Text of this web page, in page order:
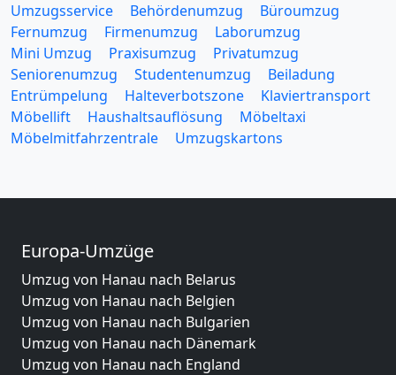
Umzugsservice Behördenumzug
Büroumzug
Fernumzug
Firmenumzug
Laborumzug
Mini Umzug
Praxisumzug
Privatumzug
Seniorenumzug
Studentenumzug
Beiladung
Entrümpelung
Halteverbotszone
Klaviertransport
Möbellift
Haushaltsauflösung
Möbeltaxi
Möbelmitfahrzentrale
Umzugskartons
Europa-Umzüge
Umzug von Hanau nach Belarus
Umzug von Hanau nach Belgien
Umzug von Hanau nach Bulgarien
Umzug von Hanau nach Dänemark
Umzug von Hanau nach England